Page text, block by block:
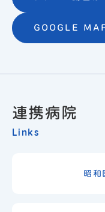
GOOGLE
連携病院
Links
昭和